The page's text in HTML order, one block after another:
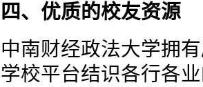
四、优质的校友资源
中南财经政法大学拥
学校平台结识各行各